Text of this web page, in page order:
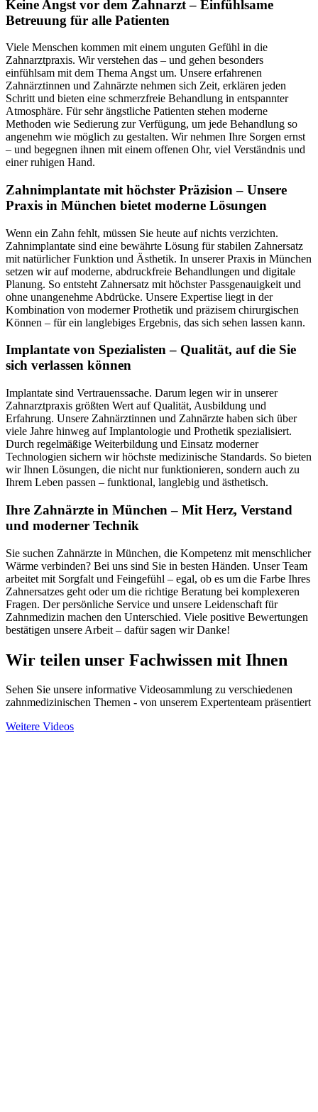
Keine Angst vor dem Zahnarzt – Einfühlsame
Betreuung für alle Patienten
Viele Menschen kommen mit einem unguten Gefühl in die
Zahnarztpraxis. Wir verstehen das – und gehen besonders
einfühlsam mit dem Thema Angst um. Unsere erfahrenen
Zahnärztinnen und Zahnärzte nehmen sich Zeit, erklären jeden
Schritt und bieten eine schmerzfreie Behandlung in entspannter
Atmosphäre. Für sehr ängstliche Patienten stehen moderne
Methoden wie Sedierung zur Verfügung, um jede Behandlung so
angenehm wie möglich zu gestalten. Wir nehmen Ihre Sorgen ernst
– und begegnen ihnen mit einem offenen Ohr, viel Verständnis und
einer ruhigen Hand.
Zahnimplantate mit höchster Präzision – Unsere
Praxis in München bietet moderne Lösungen
Wenn ein Zahn fehlt, müssen Sie heute auf nichts verzichten.
Zahnimplantate sind eine bewährte Lösung für stabilen Zahnersatz
mit natürlicher Funktion und Ästhetik. In unserer Praxis in München
setzen wir auf moderne, abdruckfreie Behandlungen und digitale
Planung. So entsteht Zahnersatz mit höchster Passgenauigkeit und
ohne unangenehme Abdrücke. Unsere Expertise liegt in der
Kombination von moderner Prothetik und präzisem chirurgischen
Können – für ein langlebiges Ergebnis, das sich sehen lassen kann.
Implantate von Spezialisten – Qualität, auf die Sie
sich verlassen können
Implantate sind Vertrauenssache. Darum legen wir in unserer
Zahnarztpraxis größten Wert auf Qualität, Ausbildung und
Erfahrung. Unsere Zahnärztinnen und Zahnärzte haben sich über
viele Jahre hinweg auf Implantologie und Prothetik spezialisiert.
Durch regelmäßige Weiterbildung und Einsatz moderner
Technologien sichern wir höchste medizinische Standards. So bieten
wir Ihnen Lösungen, die nicht nur funktionieren, sondern auch zu
Ihrem Leben passen – funktional, langlebig und ästhetisch.
Ihre Zahnärzte in München – Mit Herz, Verstand
und moderner Technik
Sie suchen Zahnärzte in München, die Kompetenz mit menschlicher
Wärme verbinden? Bei uns sind Sie in besten Händen. Unser Team
arbeitet mit Sorgfalt und Feingefühl – egal, ob es um die Farbe Ihres
Zahnersatzes geht oder um die richtige Beratung bei komplexeren
Fragen. Der persönliche Service und unsere Leidenschaft für
Zahnmedizin machen den Unterschied. Viele positive Bewertungen
bestätigen unsere Arbeit – dafür sagen wir Danke!
Wir teilen unser Fachwissen mit Ihnen
Sehen Sie unsere informative Videosammlung zu verschiedenen
zahnmedizinischen Themen - von unserem Expertenteam präsentiert
Weitere Videos